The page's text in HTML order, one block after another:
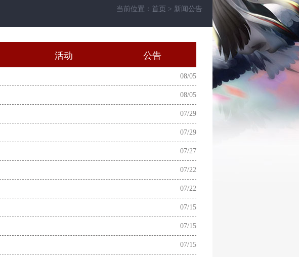
当前位置： 首页 > 新闻公告
活动 公告
08/05
08/05
07/29
07/29
07/27
07/22
07/22
07/15
07/15
07/15